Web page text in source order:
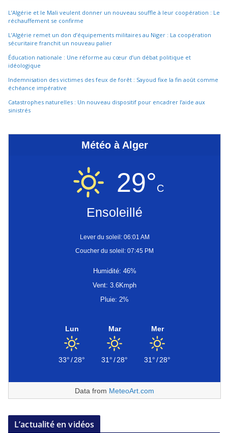
L’Algérie et le Mali veulent donner un nouveau souffle à leur coopération : Le
réchauffement se confirme
L’Algérie remet un don d’équipements militaires au Niger : La coopération
sécuritaire franchit un nouveau palier
Éducation nationale : Une réforme au cœur d’un débat politique et
idéologique
Indemnisation des victimes des feux de forêt : Sayoud fixe la fin août comme
échéance impérative
Catastrophes naturelles : Un nouveau dispositif pour encadrer l’aide aux
sinistrés
Météo à Alger
29°C
Ensoleillé
Lever du soleil: 06:01 AM
Coucher du soleil: 07:45 PM
Humidité: 46%
Vent: 3.6Kmph
Pluie: 2%
Lun
33°/28°
Mar
31°/28°
Mer
31°/28°
Data from MeteoArt.com
L’actualité en vidéos